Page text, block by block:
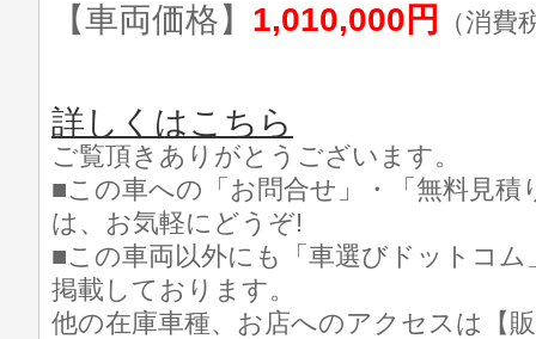
【車両価格】 1,010,000円 （消費
詳しくはこちら
ご覧頂きありがとうございます。
■この車への「お問合せ」・「無料見積
は、お気軽にどうぞ!
■この車両以外にも「車選びドットコ
掲載しております。
他の在庫車種、お店へのアクセスは【